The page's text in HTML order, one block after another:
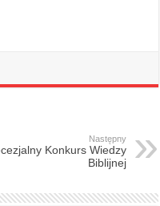
Następny
Konkurs Wiedzy
Biblijnej